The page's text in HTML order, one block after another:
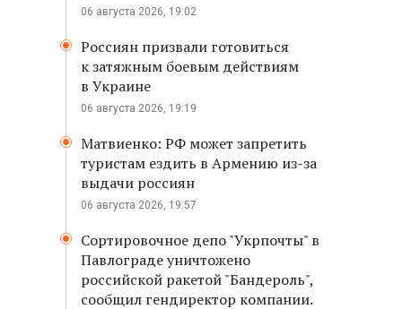
06 августа 2026, 19:02
Россиян призвали готовиться
к затяжным боевым действиям
в Украине
06 августа 2026, 19:19
Матвиенко: РФ может запретить
туристам ездить в Армению из-за
выдачи россиян
06 августа 2026, 19:57
Сортировочное депо "Укрпочты" в
Павлограде уничтожено
российской ракетой "Бандероль",
сообщил гендиректор компании.